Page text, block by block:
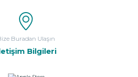
Buradan Ulaşın
Bilgileri